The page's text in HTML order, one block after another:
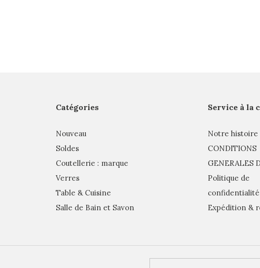
Catégories
Nouveau
Soldes
Coutellerie : marque
Verres
Table & Cuisine
Salle de Bain et Savon
Service à la
Notre histoire
CONDITIONS
GENERALES
Politique de
confidentialité
Expédition &